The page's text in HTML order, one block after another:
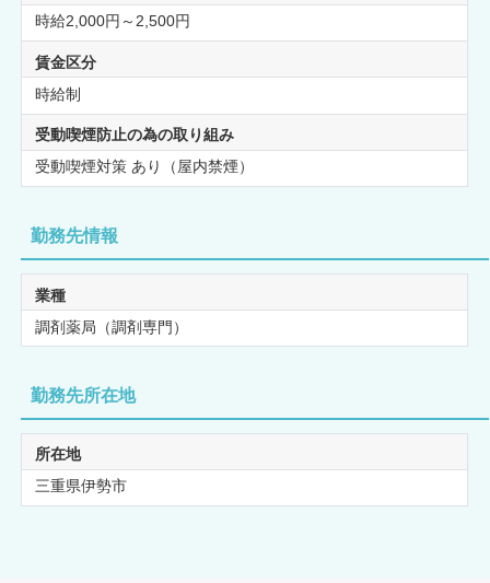
時給2,000円～2,500円
賃金区分
時給制
受動喫煙防止の為の取り組み
受動喫煙対策 あり（屋内禁煙）
勤務先情報
業種
調剤薬局（調剤専門）
勤務先所在地
所在地
三重県伊勢市